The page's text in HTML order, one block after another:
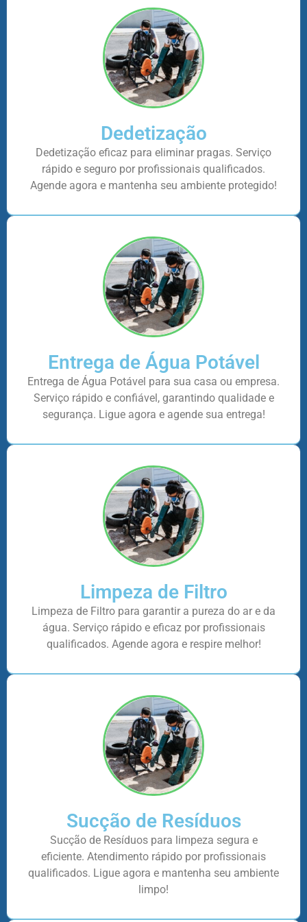
Dedetização
Dedetização eficaz para eliminar pragas. Serviço
rápido e seguro por profissionais qualificados.
Agende agora e mantenha seu ambiente protegido!
Entrega de Água Potável
Entrega de Água Potável para sua casa ou empresa.
Serviço rápido e confiável, garantindo qualidade e
segurança. Ligue agora e agende sua entrega!
Limpeza de Filtro
Limpeza de Filtro para garantir a pureza do ar e da
água. Serviço rápido e eficaz por profissionais
qualificados. Agende agora e respire melhor!
Sucção de Resíduos
Sucção de Resíduos para limpeza segura e
eficiente. Atendimento rápido por profissionais
qualificados. Ligue agora e mantenha seu ambiente
limpo!